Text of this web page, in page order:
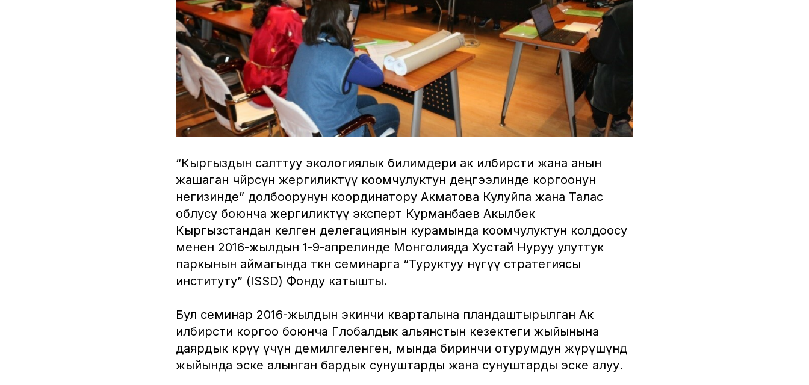
“Кыргыздын салттуу экологиялык билимдери ак илбирсти жана анын
жашаган чөйрөсүн жергиликтүү коомчулуктун деңгээлинде коргоонун
негизинде” долбоорунун координатору Акматова Кулуйпа жана Талас
облусу боюнча жергиликтүү эксперт Курманбаев Акылбек
Кыргызстандан келген делегациянын курамында коомчулуктун колдоосу
менен 2016-жылдын 1-9-апрелинде Монголияда Хустай Нуруу улуттук
паркынын аймагында өткөн семинарга “Туруктуу өнүгүү стратегиясы
институту” (ISSD) Фонду катышты.
Бул семинар 2016-жылдын экинчи кварталына пландаштырылган Ак
илбирсти коргоо боюнча Глобалдык альянстын кезектеги жыйынына
даярдык көрүү үчүн демилгеленген, мында биринчи отурумдун жүрүшүндө
жыйында эске алынган бардык сунуштарды жана сунуштарды эске алуу.